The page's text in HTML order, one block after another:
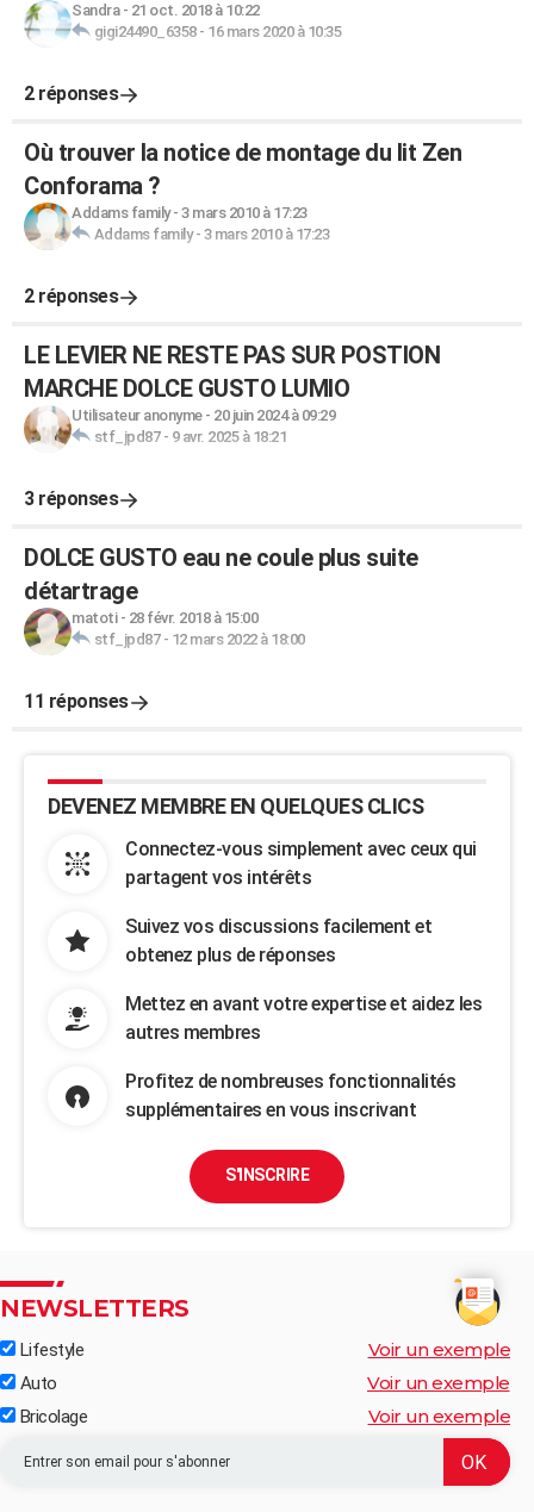
Sandra- 21 oct. 2018 à 10:22
gigi24490_6358- 16 mars 2020 à 10:35
2 réponses
Où trouver la notice de montage du lit Zen
Conforama ?
Addams family- 3 mars 2010 à 17:23
Addams family- 3 mars 2010 à 17:23
2 réponses
LE LEVIER NE RESTE PAS SUR POSTION
MARCHE DOLCE GUSTO LUMIO
Utilisateur anonyme- 20 juin 2024 à 09:29
stf_jpd87- 9 avr. 2025 à 18:21
3 réponses
DOLCE GUSTO eau ne coule plus suite
détartrage
matoti- 28 févr. 2018 à 15:00
stf_jpd87- 12 mars 2022 à 18:00
11 réponses
DEVENEZ MEMBRE EN QUELQUES CLICS
Connectez-vous simplement avec ceux qui
partagent vos intérêts
Suivez vos discussions facilement et
obtenez plus de réponses
Mettez en avant votre expertise et aidez les
autres membres
Profitez de nombreuses fonctionnalités
supplémentaires en vous inscrivant
S'INSCRIRE
NEWSLETTERS
Lifestyle Voir un exemple
Auto Voir un exemple
Bricolage Voir un exemple